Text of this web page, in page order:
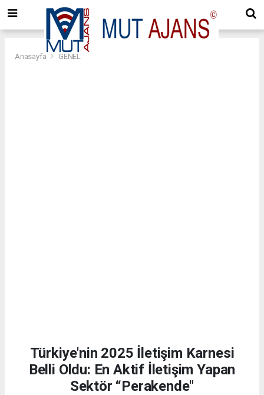
Anasayfa GENEL
Türkiye'nin 2025 İletişim Karnesi
Belli Oldu: En Aktif İletişim Yapan
Sektör “Perakende"